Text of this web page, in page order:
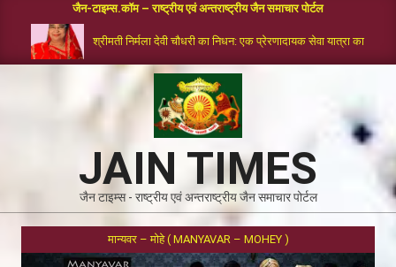
जैन-टाइम्स.कॉम – राष्ट्रीय एवं अन्तराष्ट्रीय जैन समाचार पोर्टल
श्रीमती निर्मला देवी चौधरी का निधन: एक प्रेरणादायक सेवा यात्रा का समापन
JAIN TIMES
जैन टाइम्स - राष्ट्रीय एवं अन्तराष्ट्रीय जैन समाचार पोर्टल
मान्यवर – मोहे ( MANYAVAR – MOHEY )